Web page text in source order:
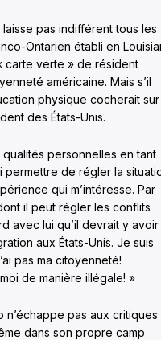
pas indifférent tous les
Ontarien établi en
carte verte » de résident
américaine. Mais s’il
physique cocherait sur
des États-Unis.
personnelles en tant
permettre de régler la
qui m’intéresse. Par
il peut régler les conflits
avec lui qu’il devrait y avoir
aux États-Unis. Je suis
pas ma citoyenneté!
de manière illégale! »
n’échappe pas aux critiques
dans son propre camp